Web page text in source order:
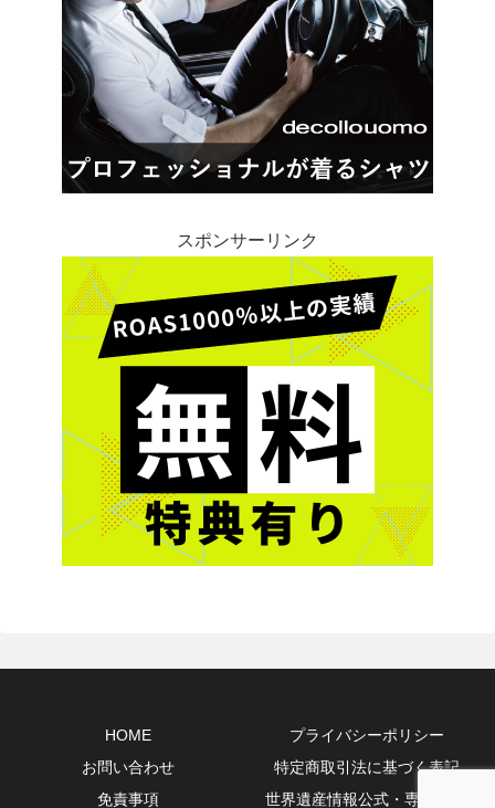
スポンサーリンク
HOME
プライバシーポリシー
お問い合わせ
特定商取引法に基づく表記
免責事項
世界遺産情報公式・専門10選